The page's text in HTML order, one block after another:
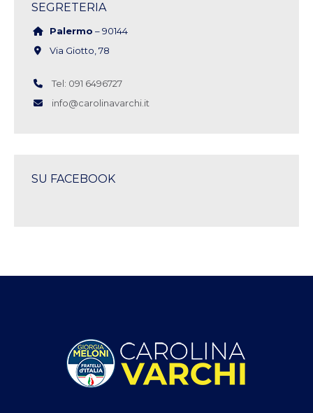
SEGRETERIA
Palermo – 90144
Via Giotto, 78
Tel: 091 6496727
info@carolinavarchi.it
SU FACEBOOK